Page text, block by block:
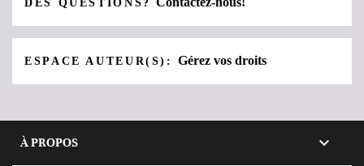
DES QUESTIONS?
ESPACE AUTEUR(S):Gérez vos droits
À PROPOS 